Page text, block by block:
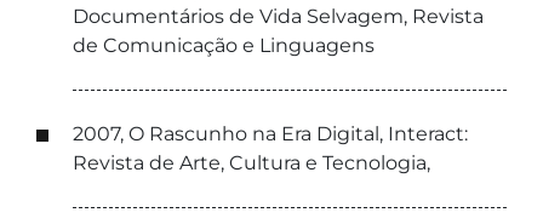
Documentários de Vida Selvagem, Revista
de Comunicação e Linguagens
2007, O Rascunho na Era Digital, Interact:
Revista de Arte, Cultura e Tecnologia,